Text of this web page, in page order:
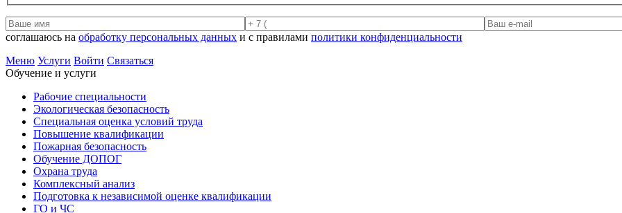
соглашаюсь на обработку персональных данных и с правилами политики конфиденциальности
Меню Услуги Войти Связаться
Обучение и услуги
Рабочие специальности
Экологическая безопасность
Специальная оценка условий труда
Повышение квалификации
Пожарная безопасность
Обучение ДОПОГ
Охрана труда
Комплексный анализ
Подготовка к независимой оценке квалификации
ГО и ЧС